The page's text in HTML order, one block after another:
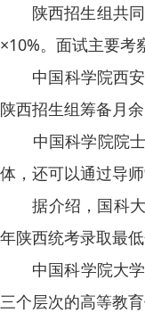
陕西招生组共同
×10%。面试主要考
中国科学院西安
陕西招生组筹备月
中国科学院院士
体，还可以通过导
据介绍，国科大
年陕西统考录取最
中国科学院大学
三个层次的高等教育